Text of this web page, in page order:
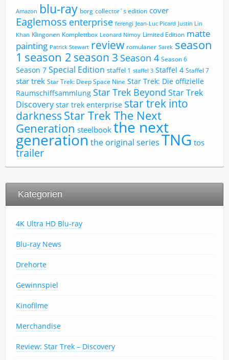
Amazon blu-ray borg collector´s edition cover
Eaglemoss enterprise ferengi Jean-Luc Picard Justin Lin
Khan Klingonen Komplettbox Leonard Nimoy Limited Edition matte
painting Patrick Stewart review romulaner Sarek season
1 season 2 season 3 Season 4 Season 6
Season 7 Special Edition staffel 1 staffel 3 Staffel 4 Staffel 7
star trek Star Trek: Deep Space Nine Star Trek: Die offizielle
Raumschiffsammlung Star Trek Beyond Star Trek
Discovery star trek enterprise star trek into
darkness Star Trek The Next
Generation steelbook the next
generation the original series TNG tos
trailer
Kategorien
4K Ultra HD Blu-ray
Blu-ray News
Drehorte
Gewinnspiel
Kinofilme
Merchandise
Review: Star Trek – Discovery